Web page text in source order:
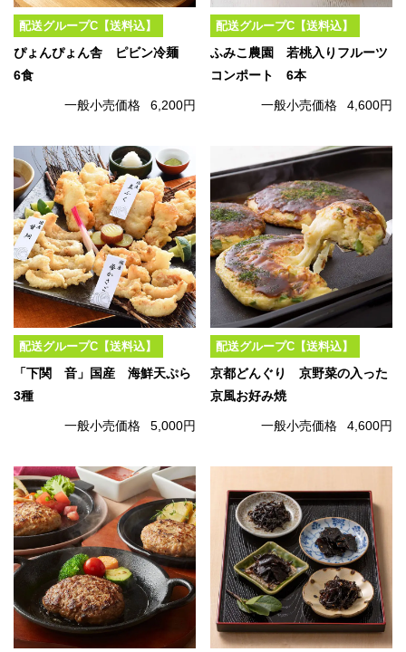
配送グループC【送料込】
ぴょんぴょん舎 ピビン冷麺
6食
一般小売価格 6,200円
配送グループC【送料込】
ふみこ農園 若桃入りフルーツ
コンポート 6本
一般小売価格 4,600円
配送グループC【送料込】
「下関 音」国産 海鮮天ぷら
3種
一般小売価格 5,000円
配送グループC【送料込】
京都どんぐり 京野菜の入った
京風お好み焼
一般小売価格 4,600円